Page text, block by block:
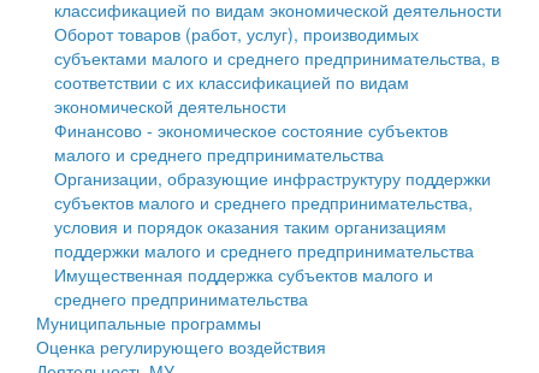
Фотоальбом
Проекты административных регламентов
Антимонопольный комплаенс
Противодействие коррупции
среднего предпринимательства
Муниципальные программы
Контрольно-счетная палата
Персональные данные
Оценка регулирующего воздействия
Деятельность МУ
Нормативы градостроительного проектирования
Правила землепользования и застройки
классификацией по видам экономической деятельности
Оборот товаров (работ, услуг), производимых
субъектами малого и среднего предпринимательства, в
соответствии с их классификацией по видам
экономической деятельности
Финансово - экономическое состояние субъектов
малого и среднего предпринимательства
Организации, образующие инфраструктуру поддержки
субъектов малого и среднего предпринимательства,
условия и порядок оказания таким организациям
поддержки малого и среднего предпринимательства
Имущественная поддержка субъектов малого и
среднего предпринимательства
Муниципальные программы
Оценка регулирующего воздействия